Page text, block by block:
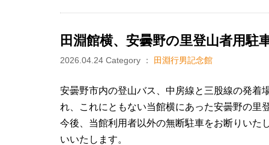
田淵館横、安曇野の里登山者用駐
2026.04.24 Category ： 田淵行男記念館
安曇野市内の登山バス、中房線と三股線の発着
れ、これにともない当館横にあった安曇野の里
今後、当館利用者以外の無断駐車をお断りいた
いいたします。